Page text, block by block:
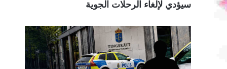
سيؤدي لإلغاء الرحلات الجوية